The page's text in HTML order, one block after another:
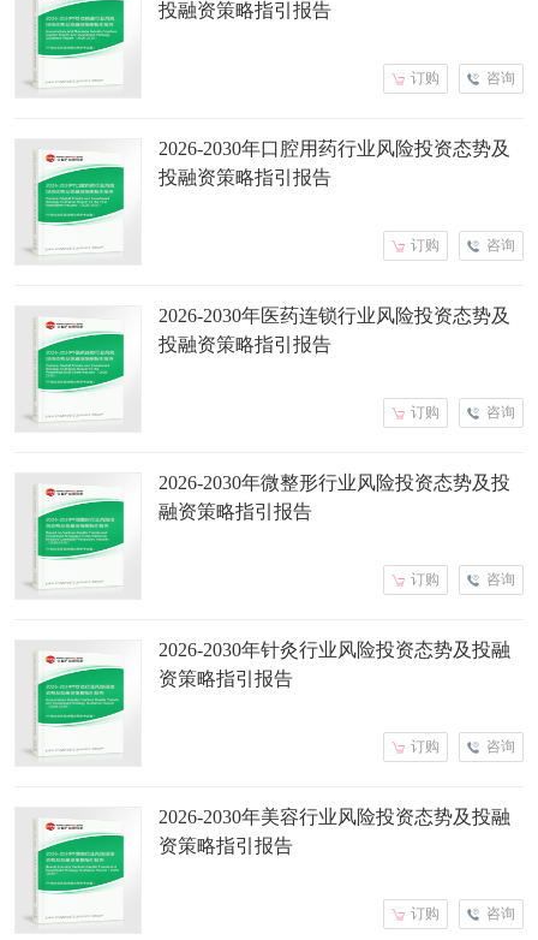
投融资策略指引报告
咨询
订购
2026-2030年口腔用药行业风险投资态势及
投融资策略指引报告
咨询
订购
2026-2030年医药连锁行业风险投资态势及
投融资策略指引报告
咨询
订购
2026-2030年微整形行业风险投资态势及投
融资策略指引报告
咨询
订购
2026-2030年针灸行业风险投资态势及投融
资策略指引报告
咨询
订购
2026-2030年美容行业风险投资态势及投融
资策略指引报告
咨询
订购